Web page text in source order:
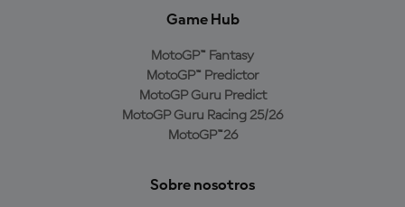
Game Hub
MotoGP™ Fantasy
MotoGP™ Predictor
MotoGP Guru Predict
MotoGP Guru Racing 25/26
MotoGP™26
Sobre nosotros